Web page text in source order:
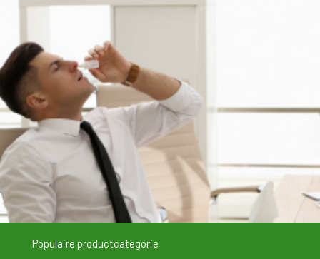
Populaire productcategorie